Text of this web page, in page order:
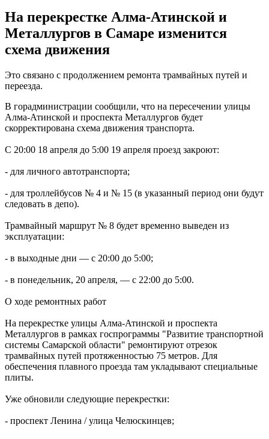
08.08.2026 | 21:07
Есть погибшие: в Ставропольском районе столкнулись две
моторные лодки
08.08.2026 | 20:33
Вячеслав Федорищев – в топ-3 губернаторов по количеству
подписчиков в "МАКСе"
08.08.2026 | 20:01
Состав ХК ЦСК ВВС пополнили два нападающих
08.08.2026 | 19:39
Вячеслав Федорищев: "В Самарской области сильные,
спортивные и талантливые люди"
08.08.2026 | 19:11
8 августа самарские "Крылья Советов" на домашнем стадионе
уступили "Балтике"
Вячеслав Федорищев: "У нас очень сильная федерация
прыжков на батуте"
08.08.2026 | 17:57
Самарцев приглашают на бесплатные тренировки 9 августа
08.08.2026 | 17:38
8 августа в Самаре косят траву на 20-ти улицах
08.08.2026 | 17:08
Школы Самарской области перейдут на обновленную
программу с 1 сентября
В Самарской области 8 августа объявили штормовое
предупреждение
08.08.2026 | 16:30
Вячеслав Федорищев вручил награды спортсменам, тренерам
и ветеранам
08.08.2026 | 15:59
Где в Самаре отключат холодную воду с 10 по 12 августа:
список адресов
08.08.2026 | 15:44
Ливень с грозой и жара до 35 °C ожидаются в Самарской
области 9 августа
08.08.2026 | 15:18
Самарцев приглашают на бесплатные показы советского кино
8 и 9 августа
На перекрестке Алма‑Атинской и
Металлургов в Самаре изменится
схема движения
Это связано с продолжением ремонта трамвайных путей и
переезда.
В горадминистрации сообщили, что на пересечении улицы
Алма‑Атинской и проспекта Металлургов будет
скорректирована схема движения транспорта.
С 20:00 18 апреля до 5:00 19 апреля проезд закроют:
- для личного автотранспорта;
- для троллейбусов № 4 и № 15 (в указанный период они будут
следовать в депо).
Трамвайный маршрут № 8 будет временно выведен из
эксплуатации:
- в выходные дни — с 20:00 до 5:00;
- в понедельник, 20 апреля, — с 22:00 до 5:00.
О ходе ремонтных работ
На перекрестке улицы Алма‑Атинской и проспекта
Металлургов в рамках госпрограммы "Развитие транспортной
системы Самарской области" ремонтируют отрезок
трамвайных путей протяженностью 75 метров. Для
обеспечения плавного проезда там укладывают специальные
плиты.
Уже обновили следующие перекрестки:
- проспект Ленина / улица Челюскинцев;